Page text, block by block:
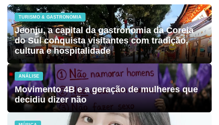
TURISMO & GASTRONOMIA
Jeonju, a capital da gastronomia da Coreia
do Sul conquista visitantes com tradição,
cultura e hospitalidade
ANÁLISE
Movimento 4B e a geração de mulheres que
decidiu dizer não